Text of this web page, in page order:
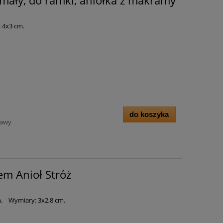
cm.
do koszyka
Anioł Stróż
Wymiary: 3x2,8 cm.